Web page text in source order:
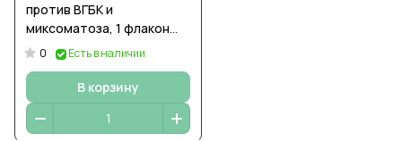
против ВГБК и
миксоматоза, 1 флакон
(на 10 доз)
0 Есть в наличии
В корзину